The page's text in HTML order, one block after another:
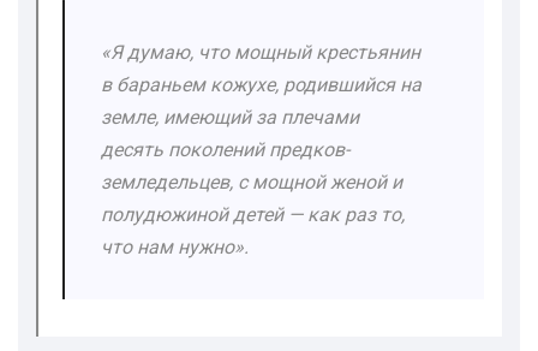
«Я думаю, что мощный крестьянин
в бараньем кожухе, родившийся на
земле, имеющий за плечами
десять поколений предков-
земледельцев, с мощной женой и
полудюжиной детей — как раз то,
что нам нужно».